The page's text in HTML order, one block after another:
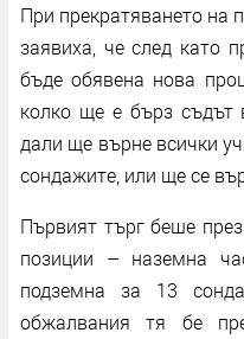
При прекратяването на
заявиха, че след като
бъде обявена нова
колко ще е бърз съдът
дали ще върне всички
сондажите, или ще се
Първият търг беше
позиции – наземна
подземна за 13
обжалвания тя бе